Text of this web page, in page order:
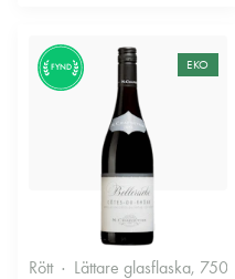
FYND EKO
Rött Lättare glasflaska, 750ml